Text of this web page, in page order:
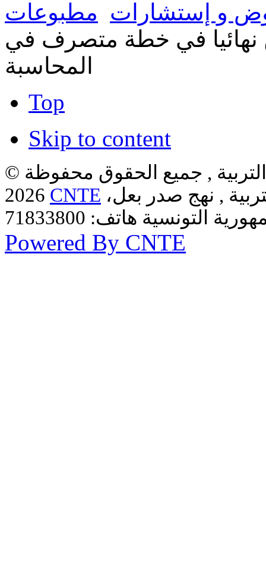
و إستشارات مطبوعات
نهائيا في خطة متصرف في
المحاسبة
Top
Skip to content
, جميع الحقوق محفوظة ©
CNTE , نهج صدر بعل،
Powered By CNTE